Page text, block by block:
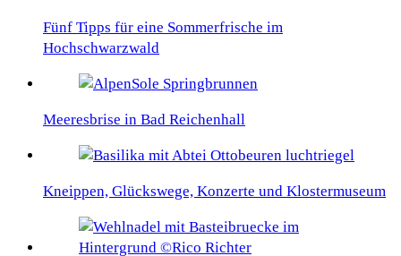
Fünf Tipps für eine Sommerfrische im
Hochschwarzwald
Meeresbrise in Bad Reichenhall
Kneippen, Glückswege, Konzerte und Klostermuseum